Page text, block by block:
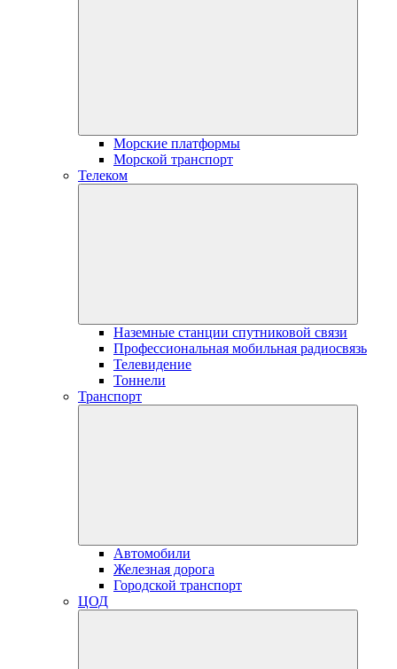
Морские платформы
Морской транспорт
Телеком
Наземные станции спутниковой связи
Профессиональная мобильная радиосвязь
Телевидение
Тоннели
Транспорт
Автомобили
Железная дорога
Городской транспорт
ЦОД